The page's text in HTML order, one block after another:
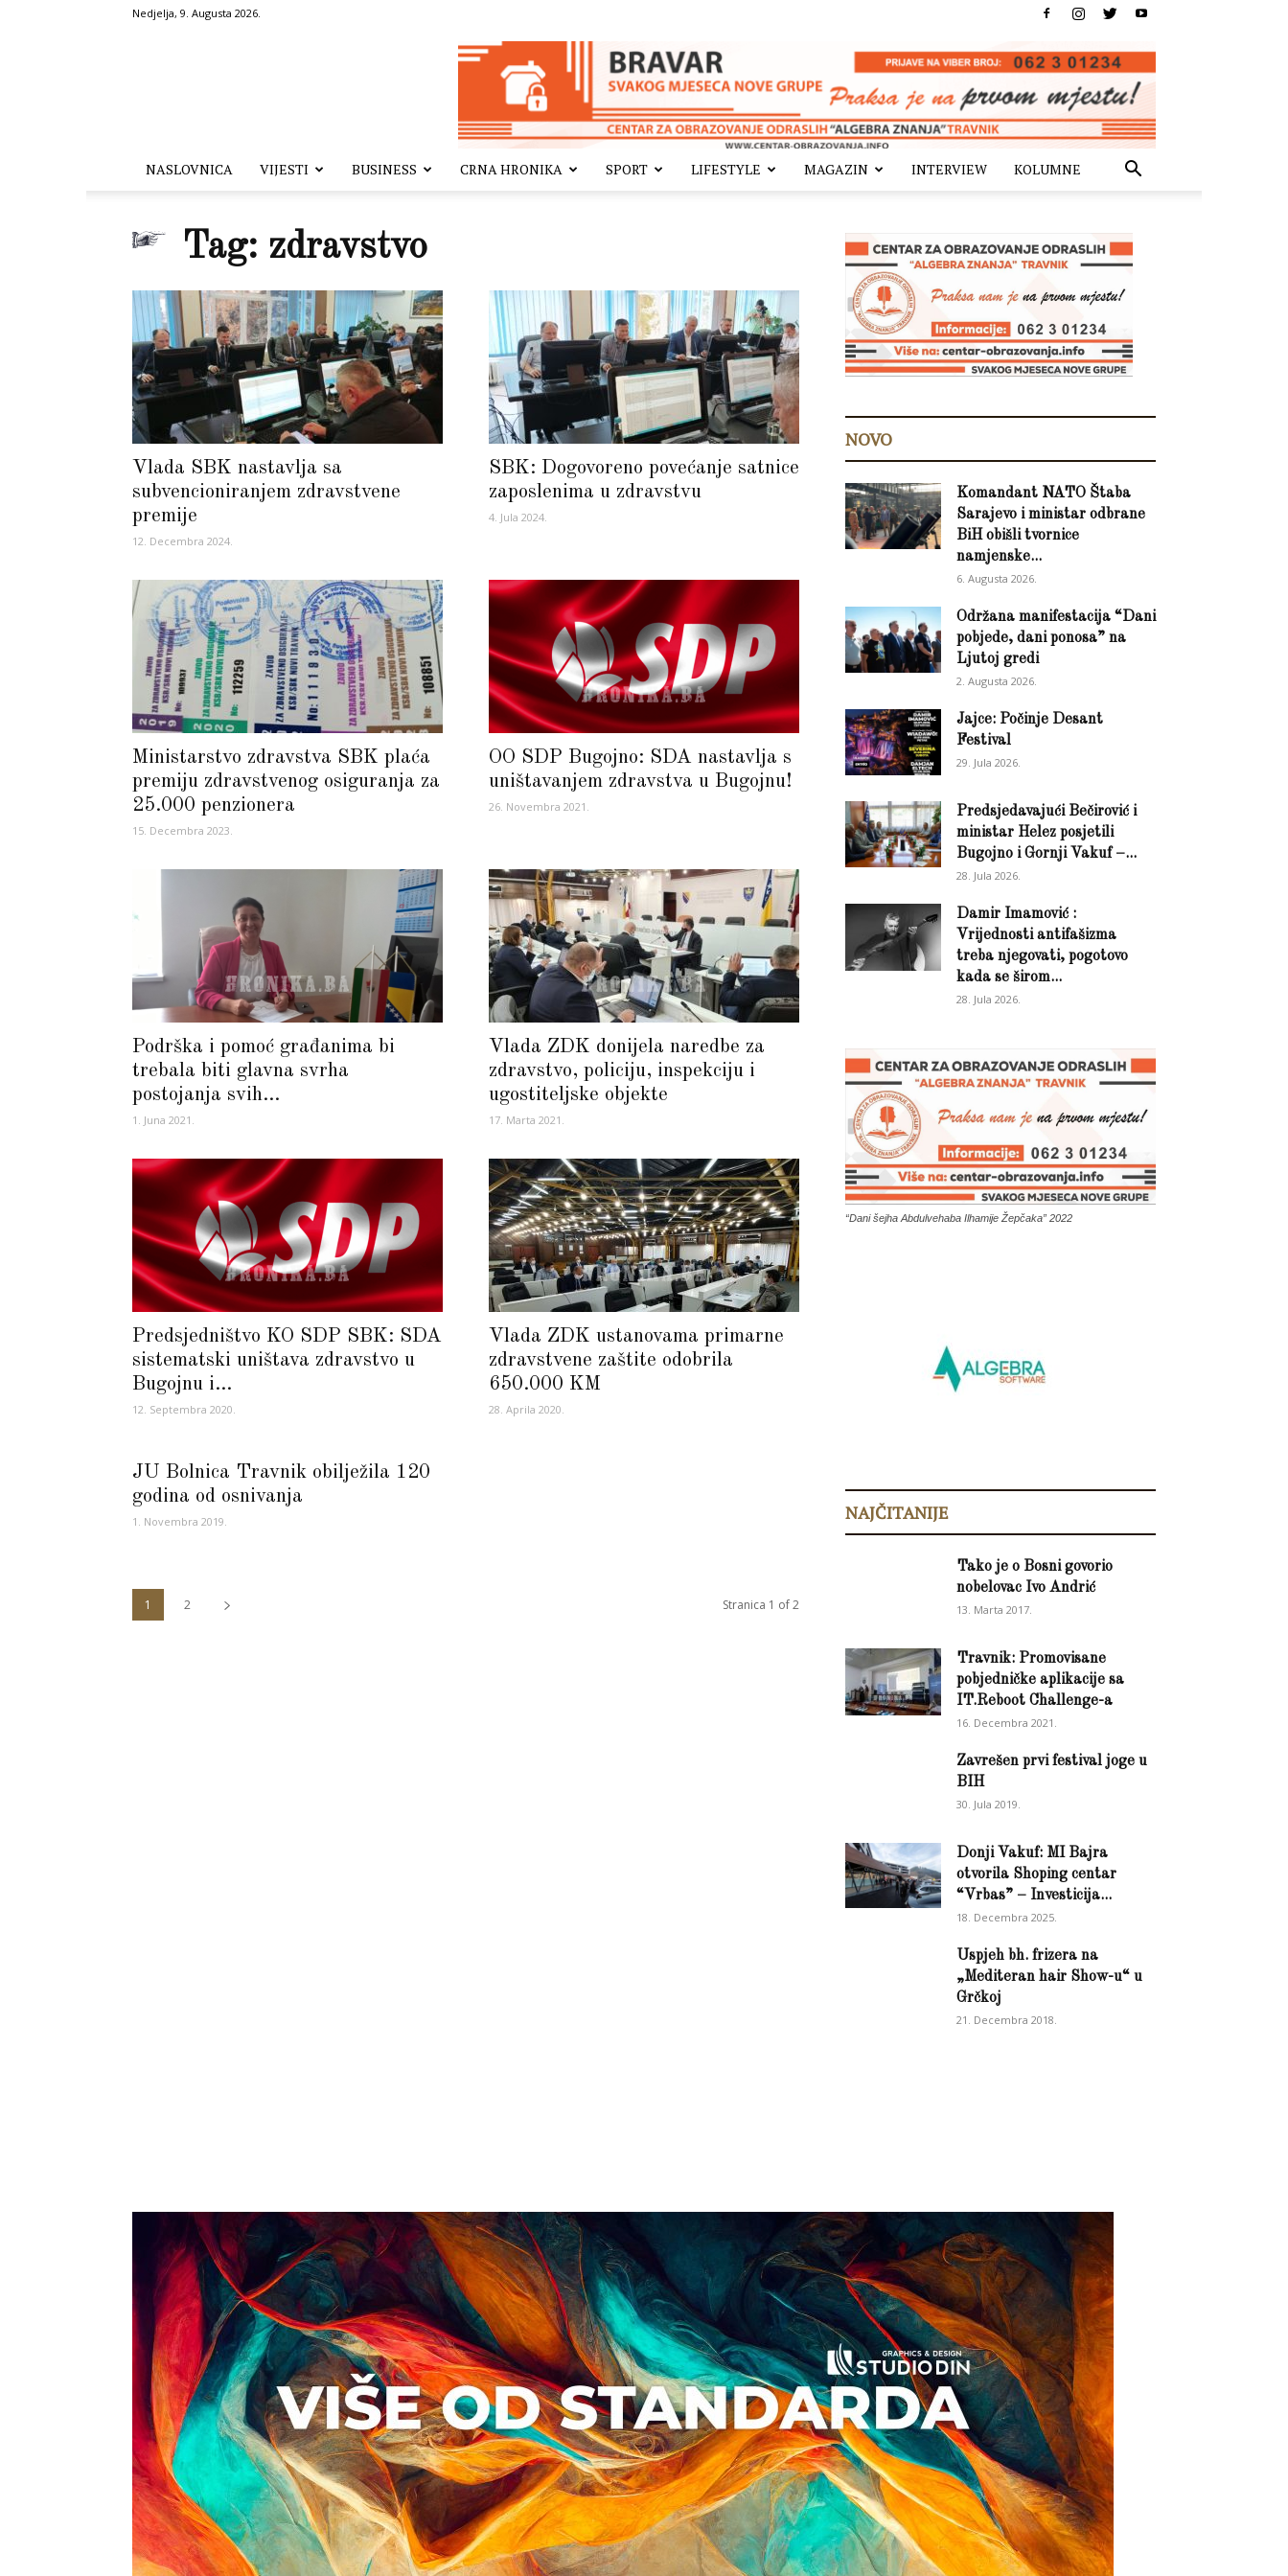
Nedjelja, 9. Augusta 2026.
NASLOVNICA VIJESTI BUSINESS CRNA HRONIKA SPORT LIFESTYLE MAGAZIN INTERVIEW KOLUMNE
Tag: zdravstvo
Vlada SBK nastavlja sa
subvencioniranjem zdravstvene
premije
12. Decembra 2024.
SBK: Dogovoreno povećanje satnice
zaposlenima u zdravstvu
4. Jula 2024.
Ministarstvo zdravstva SBK plaća
premiju zdravstvenog osiguranja za
25.000 penzionera
15. Decembra 2023.
OO SDP Bugojno: SDA nastavlja s
uništavanjem zdravstva u Bugojnu!
26. Novembra 2021.
Podrška i pomoć građanima bi
trebala biti glavna svrha
postojanja svih...
1. Juna 2021.
Vlada ZDK donijela naredbe za
zdravstvo, policiju, inspekciju i
ugostiteljske objekte
17. Marta 2021.
Predsjedništvo KO SDP SBK: SDA
sistematski uništava zdravstvo u
Bugojnu i...
12. Septembra 2020.
Vlada ZDK ustanovama primarne
zdravstvene zaštite odobrila
650.000 KM
28. Aprila 2020.
JU Bolnica Travnik obilježila 120
godina od osnivanja
1. Novembra 2019.
1 2 Stranica 1 of 2
NOVO
Komandant NATO Štaba
Sarajevo i ministar odbrane
BiH obišli tvornice
namjenske...
6. Augusta 2026.
Održana manifestacija “Dani
pobjede, dani ponosa” na
Ljutoj gredi
2. Augusta 2026.
Jajce: Počinje Desant
Festival
29. Jula 2026.
Predsjedavajući Bečirović i
ministar Helez posjetili
Bugojno i Gornji Vakuf –...
28. Jula 2026.
Damir Imamović :
Vrijednosti antifašizma
treba njegovati, pogotovo
kada se širom...
28. Jula 2026.
“Dani šejha Abdulvehaba Ilhamije Žepčaka” 2022
NAJČITANIJE
Tako je o Bosni govorio
nobelovac Ivo Andrić
13. Marta 2017.
Travnik: Promovisane
pobjedničke aplikacije sa
IT.Reboot Challenge-a
16. Decembra 2021.
Zavrešen prvi festival joge u
BIH
30. Jula 2019.
Donji Vakuf: MI Bajra
otvorila Shoping centar
“Vrbas” – Investicija...
18. Decembra 2025.
Uspjeh bh. frizera na
„Mediteran hair Show-u“ u
Grčkoj
21. Decembra 2018.